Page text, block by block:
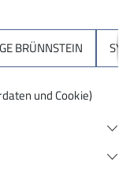
BRÜNNSTEIN
und Cookie)